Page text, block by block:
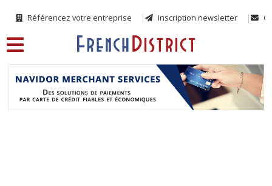
Référencez votre entreprise Inscription newsletter